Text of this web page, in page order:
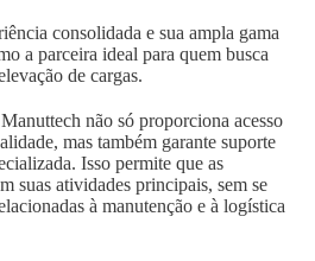
consolidada e sua ampla gama
a parceira ideal para quem busca
de cargas.
não só proporciona acesso
mas também garante suporte
Isso permite que as
suas atividades principais, sem se
à manutenção e à logística